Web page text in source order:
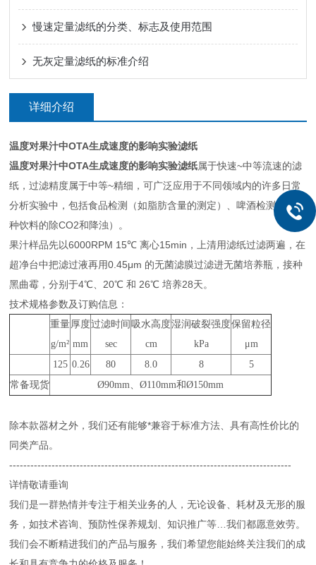
慢速定量滤纸的分类、标志及使用范围
无灰定量滤纸的标准介绍
详细介绍
温度对果汁中OTA生成速度的影响实验滤纸
温度对果汁中OTA生成速度的影响实验滤纸属于快速~中等流速的滤
纸，过滤精度属于中等~精细，可广泛应用于不同领域内的许多日常
分析实验中，包括食品检测（如脂肪含量的测定）、啤酒检测（如各
种饮料的除CO2和降浊）。
果汁样品先以6000RPM 15℃ 离心15min，上清用滤纸过滤两遍，在
超净台中把滤过液再用0.45μm 的无菌滤膜过滤进无菌培养瓶，接种
黑曲霉，分别于4℃、20℃ 和 26℃ 培养28天。
技术规格参数及订购信息：
重量
g/m²
厚度
mm
过滤时间
sec
吸水高度
cm
湿润破裂强度
kPa
保留粒径
μm
125 0.26 80 8.0 8
5
常备现货
Ø90mm、Ø110mm和Ø150mm
除本款器材之外，我们还有能够*兼容于标准方法、具有高性价比的
同类产品。
--------------------------------------------------------------------------------
详情敬请垂询
我们是一群热情并专注于相关业务的人，无论设备、耗材及无形的服
务，如技术咨询、预防性保养规划、知识推广等…我们都愿意效劳。
我们会不断精进我们的产品与服务，我们希望您能始终关注我们的成